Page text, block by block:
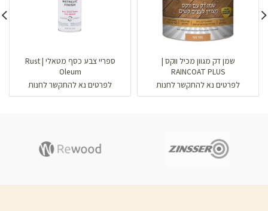
שמן דק מגוון מכיל ווקס |
RAINCOAT PLUS
לפרטים נא להתקשר לחנות
ספריי צבע כסף מטאלי | Rust
Oleum
לפרטים נא להתקשר לחנות